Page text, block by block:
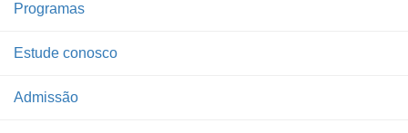
Programas
Estude conosco
Admissão